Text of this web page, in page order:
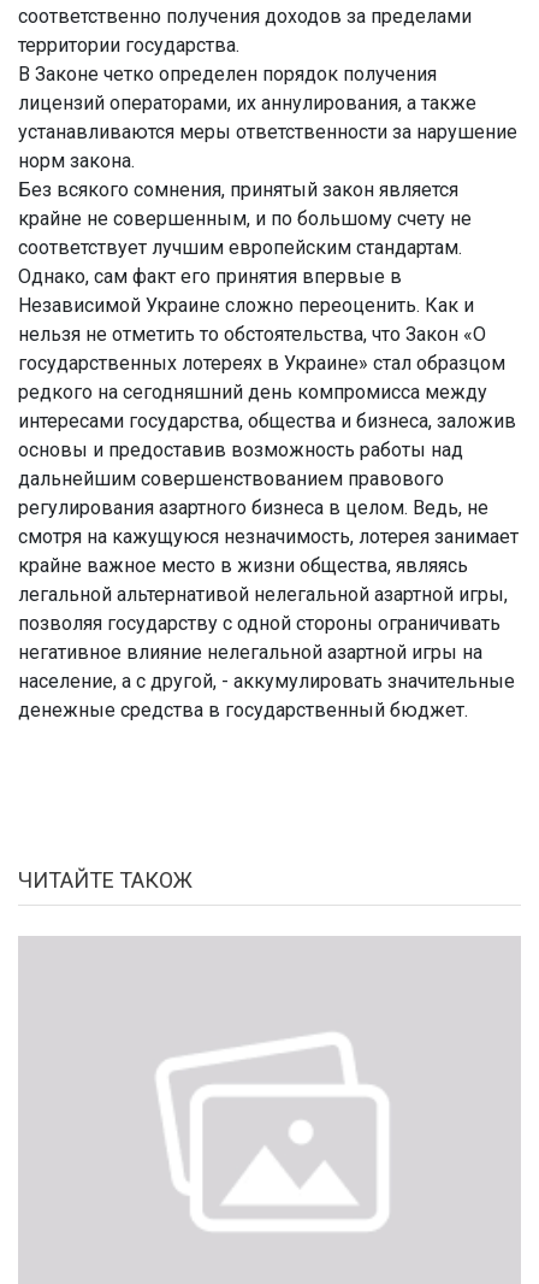
соответственно получения доходов за пределами
территории государства.
В Законе четко определен порядок получения
лицензий операторами, их аннулирования, а также
устанавливаются меры ответственности за нарушение
норм закона.
Без всякого сомнения, принятый закон является
крайне не совершенным, и по большому счету не
соответствует лучшим европейским стандартам.
Однако, сам факт его принятия впервые в
Независимой Украине сложно переоценить. Как и
нельзя не отметить то обстоятельства, что Закон «О
государственных лотереях в Украине» стал образцом
редкого на сегодняшний день компромисса между
интересами государства, общества и бизнеса, заложив
основы и предоставив возможность работы над
дальнейшим совершенствованием правового
регулирования азартного бизнеса в целом. Ведь, не
смотря на кажущуюся незначимость, лотерея занимает
крайне важное место в жизни общества, являясь
легальной альтернативой нелегальной азартной игры,
позволяя государству с одной стороны ограничивать
негативное влияние нелегальной азартной игры на
население, а с другой, - аккумулировать значительные
денежные средства в государственный бюджет.
ЧИТАЙТЕ ТАКОЖ